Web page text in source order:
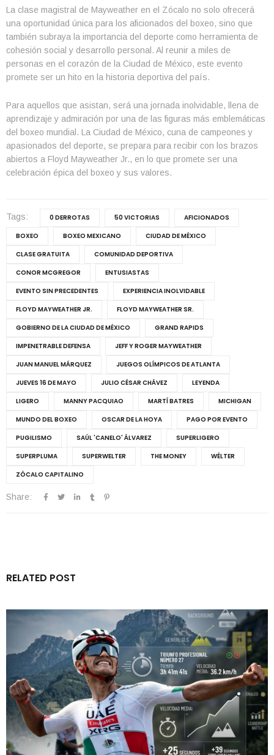
La clase magistral de Mayweather en el Zócalo no solo ofrecerá
una oportunidad única para los aficionados del boxeo, sino que
también subraya la importancia del deporte como herramienta de
cohesión social y desarrollo personal. Al reunir a miles de
personas en el corazón de la Ciudad de México, este evento
promete ser un hito en la historia deportiva del país.
Para aquellos que asistan, será una jornada inolvidable, llena de
aprendizaje y admiración por una de las figuras más emblemáticas
del boxeo mundial. La Ciudad de México, cuna de campeones y
apasionados del deporte, se prepara para recibir con los brazos
abiertos a Floyd Mayweather Jr., en lo que promete ser una
celebración épica del boxeo y sus valores.
Tags: 0 DERROTAS 50 VICTORIAS
AFICIONADOS
BOXEO
BOXEO MEXICANO
CIUDAD DE MÉXICO
CLASE GRATUITA
COMUNIDAD DEPORTIVA
CONOR MCGREGOR
ENTUSIASTAS
EVENTO SIN PRECEDENTES
EXPERIENCIA INOLVIDABLE
FLOYD MAYWEATHER JR.
FLOYD MAYWEATHER SR.
GOBIERNO DE LA CIUDAD DE MÉXICO
GRAND RAPIDS
IMPENETRABLE DEFENSA
JEFF Y ROGER MAYWEATHER
JUAN MANUEL MÁRQUEZ
JUEGOS OLÍMPICOS DE ATLANTA
JUEVES 16 DE MAYO
JULIO CÉSAR CHÁVEZ
LEYENDA
LIGERO
MANNY PACQUIAO MARTÍ BATRES
MICHIGAN
MUNDO DEL BOXEO
OSCAR DE LA HOYA
PAGO POR EVENTO
PUGILISMO
SAÚL 'CANELO' ÁLVAREZ
SUPERLIGERO
SUPERPLUMA
SUPERWELTER THE MONEY
WÉLTER
ZÓCALO CAPITALINO
Share:
RELATED POST